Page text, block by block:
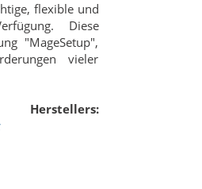
flexible und
Diese
"MageSetup",
vieler